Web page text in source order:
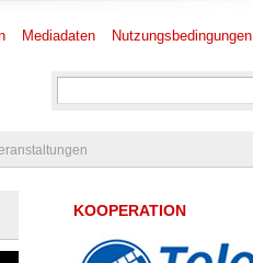
Mediadaten Nutzungsbedingungen
KOOPERATION